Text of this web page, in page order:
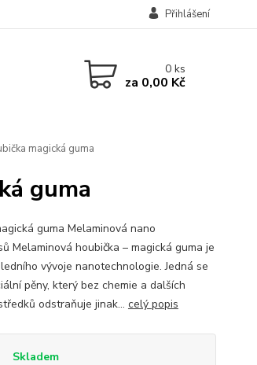
Přihlášení
0ks
za 0,00 Kč
magická guma
guma
guma Melaminová nano
Melaminová houbička – magická guma je
vývoje nanotechnologie. Jedná se
pěny, který bez chemie a dalších
odstraňuje jinak... celý popis
Skladem